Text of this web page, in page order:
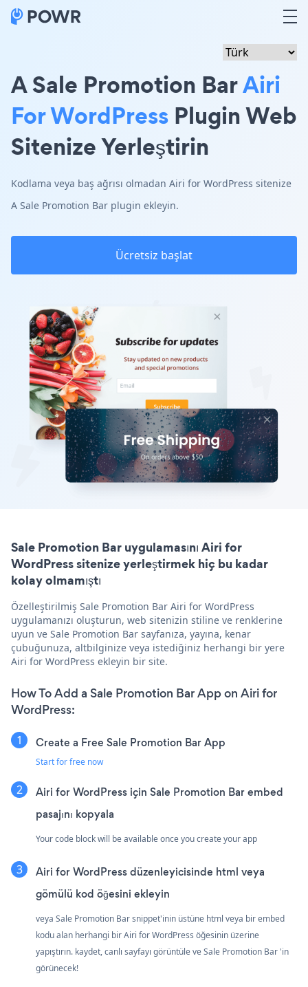
A Sale Promotion BarAiri
For WordPress Plugin Web
Sitenize Yerleştirin
Kodlama veya baş ağrısı olmadan Airi for WordPress sitenize
A Sale Promotion Bar plugin ekleyin.
Ücretsiz başlat
Sale Promotion Bar uygulamasını Airi for
WordPress sitenize yerleştirmek hiç bu kadar
kolay olmamıştı
Özelleştirilmiş Sale Promotion Bar Airi for WordPress
uygulamanızı oluşturun, web sitenizin stiline ve renklerine
uyun ve Sale Promotion Bar sayfanıza, yayına, kenar
çubuğunuza, altbilginize veya istediğiniz herhangi bir yere
Airi for WordPress ekleyin bir site.
How To Add a Sale Promotion Bar App on Airi for
WordPress:
Create a Free Sale Promotion Bar App
Start for free now
Airi for WordPress için Sale Promotion Bar embed
pasajını kopyala
Your code block will be available once you create your app
Airi for WordPress düzenleyicisinde html veya
gömülü kod öğesini ekleyin
veya Sale Promotion Bar snippet'inin üstüne html veya bir embed
kodu alan herhangi bir Airi for WordPress öğesinin üzerine
yapıştırın. kaydet, canlı sayfayı görüntüle ve Sale Promotion Bar 'in
görünecek!